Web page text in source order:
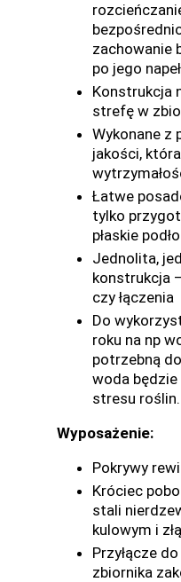
zachowanie
po jego
Konstrukcja
strefę w
Wykonane z
jakości,
Łatwe
tylko
płaskie
Jednolita,
konstrukcja
czy łączenia
Do
roku na np
potrzebną
woda
stresu roślin.
Wyposażenie:
Pokrywy
Króciec
stali
kulowym i
Przyłącze
zbiornika